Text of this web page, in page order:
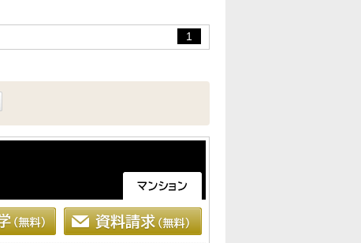
レオガーデン成田 寛朝の杜
1